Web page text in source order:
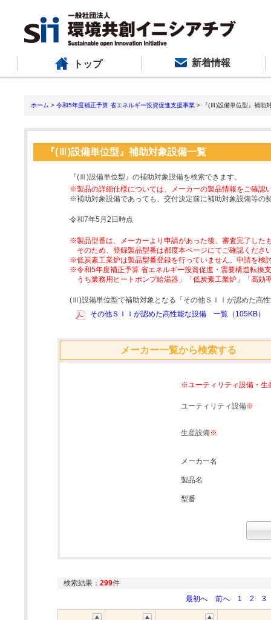
トップ 新着情報
ホーム > 令和5年度補正予算 省エネルギー投資促進支援事業 > 『(Ⅲ)設備単位型』補助
『(Ⅲ)設備単位型』補助対象設備一覧
『(Ⅲ)設備単位型』の補助対象設備を検索できます。
※製品の詳細仕様については、メーカーの製品情報をご確認
※補助対象設備であっても、交付決定前に補助対象設備等の
令和7年5月2日時点
※製品型番は、メーカーより申請があった後、審査完了した
そのため、登録製品型番は都度本ページにてご確認くださ
※低炭素工業炉は製品型番登録を行っていません。申請を検
※令和5年度補正予算 省エネルギー投資促進・需要構造転換
うち業務用ヒートポンプ給湯器」「低炭素工業炉」「高
(Ⅲ)設備単位型で補助対象となる「その他ＳＩＩが認めた高
その他ＳＩＩが認めた高性能な設備 一覧（105KB）
メーカー一覧から検索する
※ユーティリティ設備・生
ユーティリティ設備※
生産設備※
メーカー名
製品名
型番
検索結果： 299件
最初へ
前へ 1 2 3